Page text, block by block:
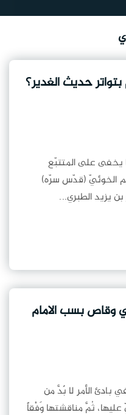
حديث الغدير؟
يخفى على المتتبّع
الخوئيّ (قدّس سرّه)
يزيد الطبري...
وقاص بسب الامام
بادئ الأمر لا بٌدَّ من
ثُمَّ مناقشتها وَفْقاً